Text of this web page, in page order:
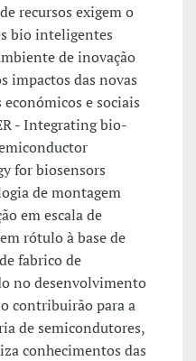
recursos exigem o
bio inteligentes
de inovação
impactos das novas
e sociais
- Integrating bio-
for biosensors
de montagem
em escala de
rótulo à base de
fabrico de
no desenvolvimento
contribuirão para a
de semicondutores,
conhecimentos das